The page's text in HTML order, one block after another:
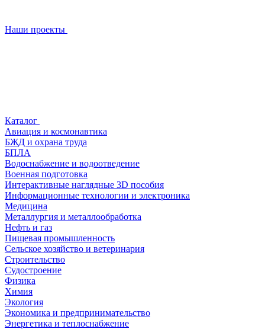
Наши проекты
Каталог
Авиация и космонавтика
БЖД и охрана труда
БПЛА
Водоснабжение и водоотведение
Военная подготовка
Интерактивные наглядные 3D пособия
Информационные технологии и электроника
Медицина
Металлургия и металлообработка
Нефть и газ
Пищевая промышленность
Сельское хозяйство и ветеринария
Строительство
Судостроение
Физика
Химия
Экология
Экономика и предпринимательство
Энергетика и теплоснабжение